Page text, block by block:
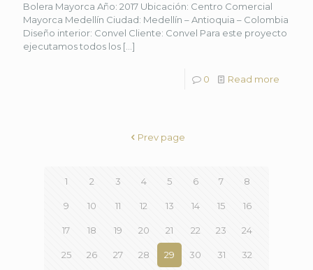
Bolera Mayorca Año: 2017 Ubicación: Centro Comercial
Mayorca Medellín Ciudad: Medellín – Antioquia – Colombia
Diseño interior: Convel Cliente: Convel Para este proyecto
ejecutamos todos los […]
0 Read more
Prev page
1 2 3 4 5 6 7 8
9 10 11 12 13 14 15 16
17 18 19 20 21 22 23 24
25 26 27 28 29 30 31 32